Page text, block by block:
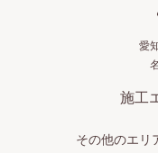
愛
施工
その他のエリ